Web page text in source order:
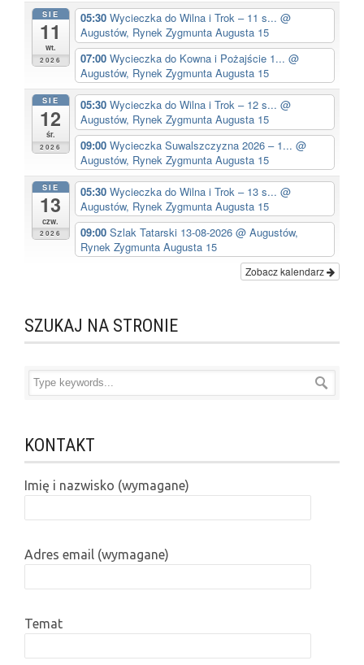
SIE
11
wt.
2026
05:30 Wycieczka do Wilna i Trok – 11 s... @
Augustów, Rynek Zygmunta Augusta 15
07:00 Wycieczka do Kowna i Pożajście 1... @
Augustów, Rynek Zygmunta Augusta 15
SIE
12
śr.
2026
05:30 Wycieczka do Wilna i Trok – 12 s... @
Augustów, Rynek Zygmunta Augusta 15
09:00 Wycieczka Suwalszczyzna 2026 – 1... @
Augustów, Rynek Zygmunta Augusta 15
SIE
13
czw.
2026
05:30 Wycieczka do Wilna i Trok – 13 s... @
Augustów, Rynek Zygmunta Augusta 15
09:00 Szlak Tatarski 13-08-2026 @ Augustów,
Rynek Zygmunta Augusta 15
Zobacz kalendarz
SZUKAJ NA STRONIE
KONTAKT
Imię i nazwisko (wymagane)
Adres email (wymagane)
Temat